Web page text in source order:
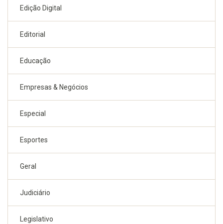
Edição Digital
Editorial
Educação
Empresas & Negócios
Especial
Esportes
Geral
Judiciário
Legislativo